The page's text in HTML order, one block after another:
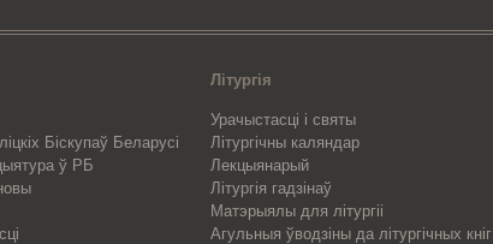
Біскупаў Беларусі
ў РБ
Літургія
Урачыстасці і святы
Літургічны каляндар
Лекцыянарый
Літургія гадзінаў
Матэрыялы для літургіі
Агульныя ўводзіны да літургічных кніг